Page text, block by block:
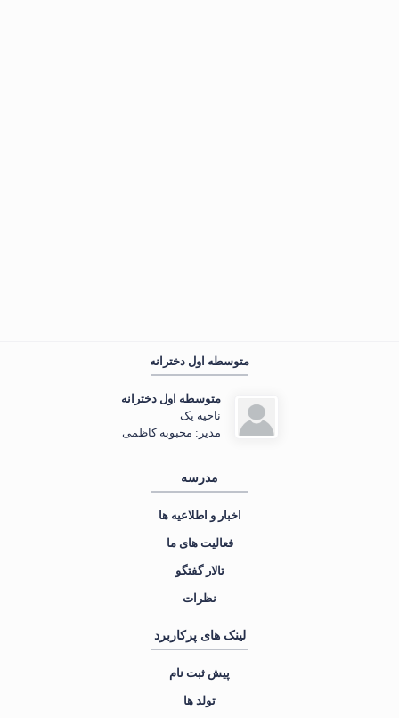
مهمان عزیز ، 🌇 عصرتون بخیر
«بر لب جوی نشین و گذر عمر ببین.»
متوسطه اول دخترانه
متوسطه اول دخترانه
ناحیه یک
مدیر: محبوبه کاظمی
مدرسه
اخبار و اطلاعیه ها
فعالیت های ما
تالار گفتگو
نظرات
لینک های پرکاربرد
پیش ثبت نام
تولد ها